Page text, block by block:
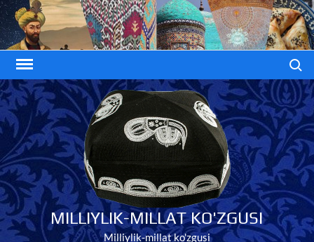
Skip
to
content
MILLIYLIK-MILLAT KO'ZGUSI
Milliylik-millat ko'zgusi